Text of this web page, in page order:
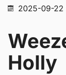
2025-09-22
Holly